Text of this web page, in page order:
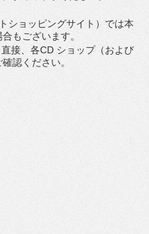
ショッピングサイト） では本
もございます。
接、各CD ショップ（および
認ください。